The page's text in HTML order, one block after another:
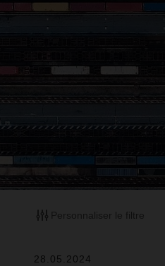
Personnaliser le filtre
28.05.2024